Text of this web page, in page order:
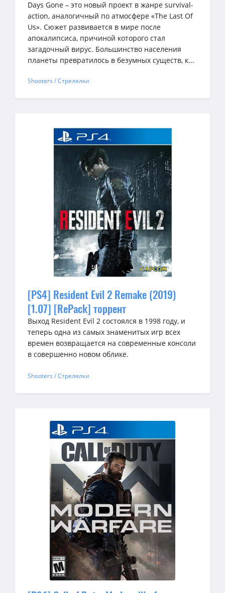
Days Gone – это новый проект в жанре survival-
action, аналогичный по атмосфере «The Last Of
Us». Сюжет развивается в мире после
апокалипсиса, причиной которого стал
загадочный вирус. Большинство населения
планеты превратилось в безумных существ, к...
Shooters / Стрелялки
[PS4] Resident Evil 2 Remake (2019)
[1.07] [RePack] торрент
Выход Resident Evil 2 состоялся в 1998 году, и
теперь одна из самых знаменитых игр всех
времен возвращается на современные консоли
в совершенно новом облике.
Shooters / Стрелялки